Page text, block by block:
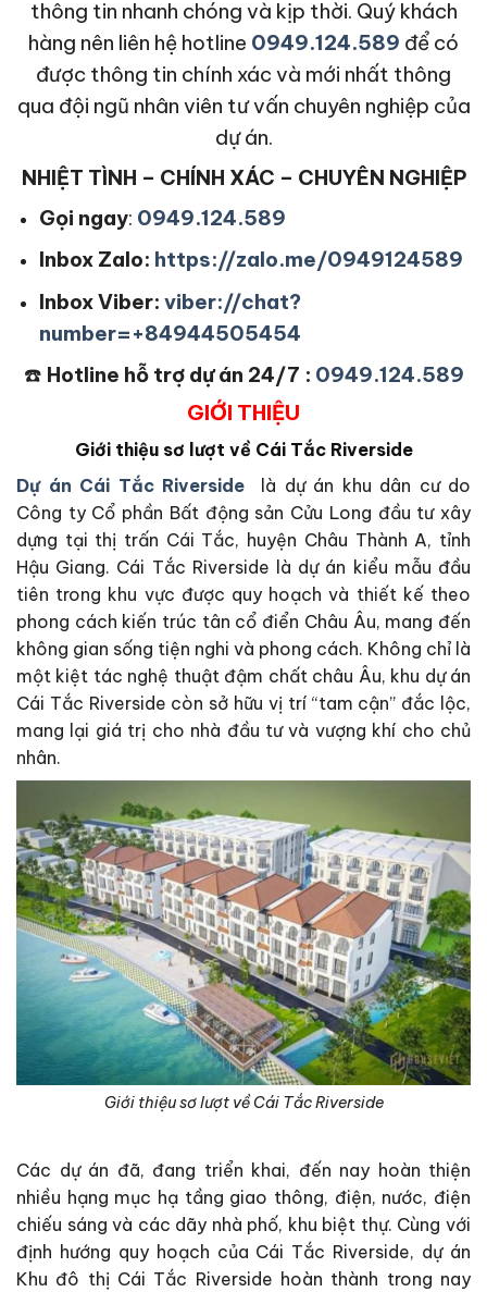
thông tin nhanh chóng và kịp thời. Quý khách
hàng nên liên hệ hotline 0949.124.589 để có
được thông tin chính xác và mới nhất thông
qua đội ngũ nhân viên tư vấn chuyên nghiệp của
dự án.
NHIỆT TÌNH – CHÍNH XÁC – CHUYÊN NGHIỆP
Gọi ngay: 0949.124.589
Inbox Zalo: https://zalo.me/0949124589
Inbox Viber: viber://chat?
number=+84944505454
☎️ Hotline hỗ trợ dự án 24/7 : 0949.124.589
GIỚI THIỆU
Giới thiệu sơ lượt về Cái Tắc Riverside
Dự án Cái Tắc Riverside là dự án khu dân cư do
Công ty Cổ phần Bất động sản Cửu Long đầu tư xây
dựng tại thị trấn Cái Tắc, huyện Châu Thành A, tỉnh
Hậu Giang. Cái Tắc Riverside là dự án kiểu mẫu đầu
tiên trong khu vực được quy hoạch và thiết kế theo
phong cách kiến ​​trúc tân cổ điển Châu Âu, mang đến
không gian sống tiện nghi và phong cách. Không chỉ là
một kiệt tác nghệ thuật đậm chất châu Âu, khu dự án
Cái Tắc Riverside còn sở hữu vị trí “tam cận” đắc lộc,
mang lại giá trị cho nhà đầu tư và vượng khí cho chủ
nhân.
Giới thiệu sơ lượt về Cái Tắc Riverside
Các dự án đã, đang triển khai, đến nay hoàn thiện
nhiều hạng mục hạ tầng giao thông, điện, nước, điện
chiếu sáng và các dãy nhà phố, khu biệt thự. Cùng với
định hướng quy hoạch của Cái Tắc Riverside, dự án
Khu đô thị Cái Tắc Riverside hoàn thành trong nay